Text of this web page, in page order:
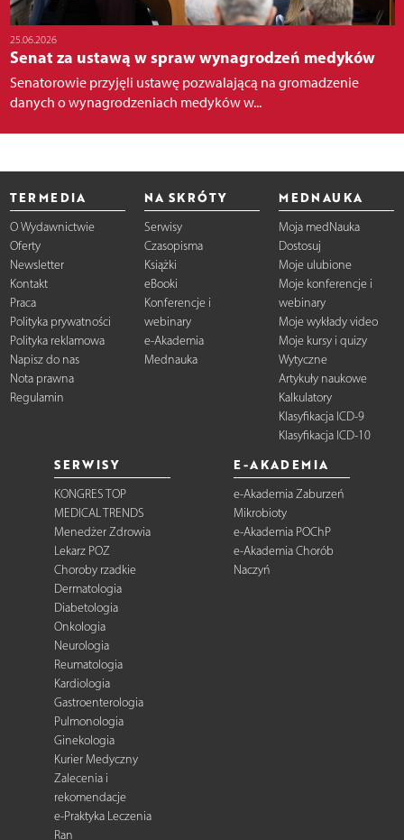
25.06.2026
Senat za ustawą w spraw wynagrodzeń medyków
Senatorowie przyjęli ustawę pozwalającą na gromadzenie
danych o wynagrodzeniach medyków w...
TERMEDIA
O Wydawnictwie
Oferty
Newsletter
Kontakt
Praca
Polityka prywatności
Polityka reklamowa
Napisz do nas
Nota prawna
Regulamin
NA SKRÓTY
Serwisy
Czasopisma
Książki
eBooki
Konferencje i
webinary
e-Akademia
Mednauka
MEDNAUKA
Moja medNauka
Dostosuj
Moje ulubione
Moje konferencje i
webinary
Moje wykłady video
Moje kursy i quizy
Wytyczne
Artykuły naukowe
Kalkulatory
Klasyfikacja ICD-9
Klasyfikacja ICD-10
SERWISY
KONGRES TOP
MEDICAL TRENDS
Menedżer Zdrowia
Lekarz POZ
Choroby rzadkie
Dermatologia
Diabetologia
Onkologia
Neurologia
Reumatologia
Kardiologia
Gastroenterologia
Pulmonologia
Ginekologia
Kurier Medyczny
Zalecenia i
rekomendacje
e-Praktyka Leczenia
Ran
E-AKADEMIA
e-Akademia Zaburzeń
Mikrobioty
e-Akademia POChP
e-Akademia Chorób
Naczyń